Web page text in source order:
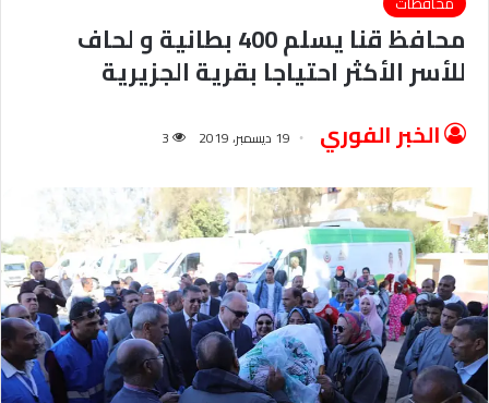
محافظ قنا يسلم 400 بطانية و لحاف
للأسر الأكثر احتياجا بقرية الجزيرية
الخبر الفوري 19 ديسمبر، 2019 3